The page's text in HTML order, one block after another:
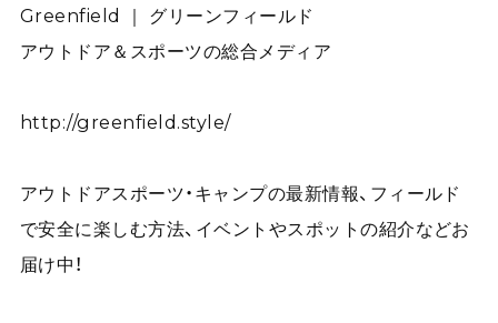
Greenfield ｜ グリーンフィールド
アウトドア＆スポーツの総合メディア
http://greenfield.style/
アウトドアスポーツ・キャンプの最新情報、フィールド
で安全に楽しむ方法、イベントやスポットの紹介などお
届け中！